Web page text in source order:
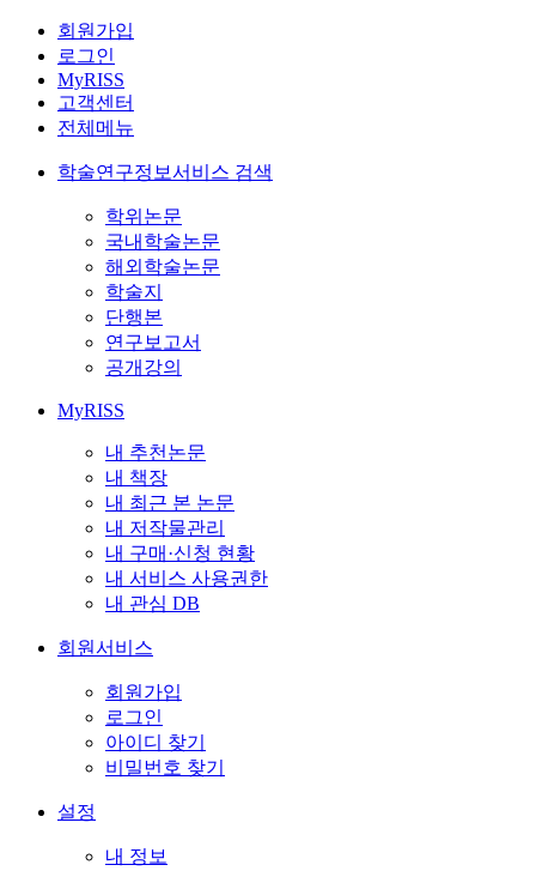
회원가입
로그인
MyRISS
고객센터
전체메뉴
학술연구정보서비스 검색
학위논문
국내학술논문
해외학술논문
학술지
단행본
연구보고서
공개강의
MyRISS
내 추천논문
내 책장
내 최근 본 논문
내 저작물관리
내 구매·신청 현황
내 서비스 사용권한
내 관심 DB
회원서비스
회원가입
로그인
아이디 찾기
비밀번호 찾기
설정
내 정보